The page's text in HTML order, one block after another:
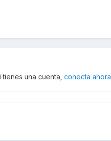
una cuenta, conecta ahora